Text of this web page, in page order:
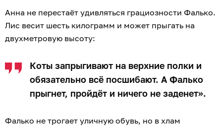
Анна не перестаёт удивляться грациозности Фалько.
Лис весит шесть килограмм и может прыгать на
двухметровую высоту:
Коты запрыгивают на верхние полки и
обязательно всё посшибают. А Фалько
прыгнет, пройдёт и ничего не заденет».
Фалько не трогает уличную обувь, но в хлам